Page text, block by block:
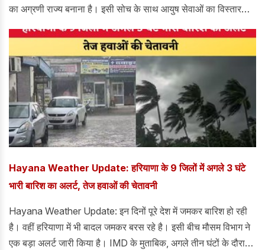
का अग्रणी राज्य बनाना है। इसी सोच के साथ आयुष सेवाओं का विस्तार
योग और प्राकृतिक चिकित्सा का भी अधिक से अधिक लाभ मिल सके।
उन्होंने कहा कि सरकार संकल्प पत्र और बजट में की गई घोषणाओं को तय
समय सीमा में पूरा करने के लिए प्रतिबद्ध है।
Hayana Weather Update: हरियाणा के 9 जिलों में अगले 3 घंटे
भारी बारिश का अलर्ट, तेज हवाओं की चेतावनी
Hayana Weather Update: इन दिनों पूरे देश में जमकर बारिश हो रही
है। वहीं हरियाणा में भी बादल जमकर बरस रहे है। इसी बीच मौसम विभाग ने
एक बड़ा अलर्ट जारी किया है। IMD के मुताबिक, अगले तीन घंटों के दौरान